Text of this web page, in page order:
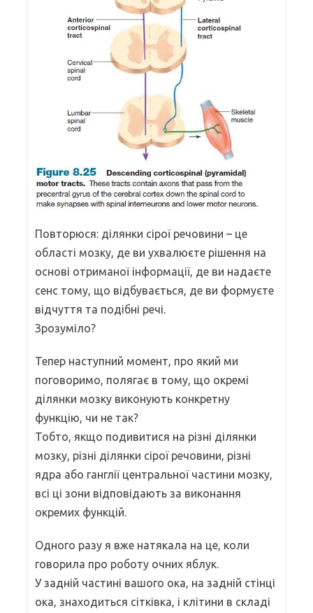
Повторюся: ділянки сірої речовини – це
області мозку, де ви ухвалюєте рішення на
основі отриманої інформації, де ви надаєте
сенс тому, що відбувається, де ви формуєте
відчуття та подібні речі.
Зрозуміло?
Тепер наступний момент, про який ми
поговоримо, полягає в тому, що окремі
ділянки мозку виконують конкретну
функцію, чи не так?
Тобто, якщо подивитися на різні ділянки
мозку, різні ділянки сірої речовини, різні
ядра або ганглії центральної частини мозку,
всі ці зони відповідають за виконання
окремих функцій.
Одного разу я вже натякала на це, коли
говорила про роботу очних яблук.
У задній частині вашого ока, на задній стінці
ока, знаходиться сітківка, і клітини в складі